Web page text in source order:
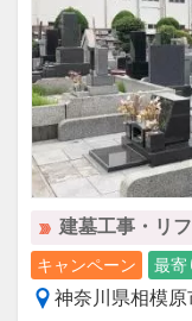
建墓工事・リ
キャンペーン 最寄
神奈川県相模